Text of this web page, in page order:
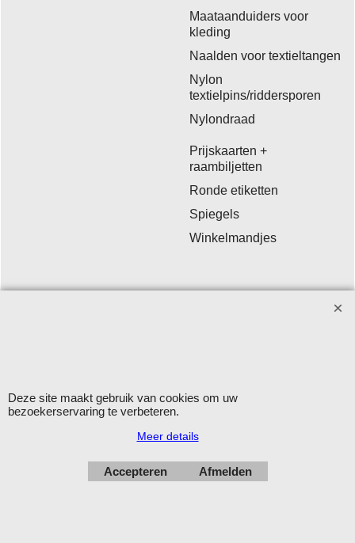
Maataanduiders voor
kleding
Naalden voor textieltangen
Nylon
textielpins/riddersporen
Nylondraad
Prijskaarten +
raambiljetten
Ronde etiketten
Spiegels
Winkelmandjes
Deze site maakt gebruik van cookies om uw
bezoekerservaring te verbeteren.
Meer details
Accepteren Afmelden